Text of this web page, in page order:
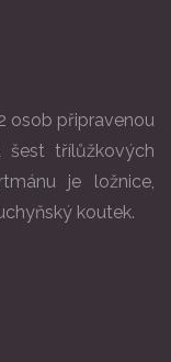
osob připravenou
šest třílůžkových
je ložnice,
koutek.